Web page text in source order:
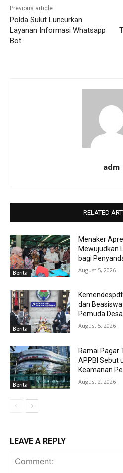
Previous article
Polda Sulut Luncurkan
Layanan Informasi Whatsapp
Bot
adm
RELATED
Berita
Menaker
Mewujudkan
bagi
August 5, 2026
Berita
dan
Pemuda Desa
August 5, 2026
Berita
Ramai Pagar
APPBI Sebut
Keamanan
August 2, 2026
LEAVE A REPLY